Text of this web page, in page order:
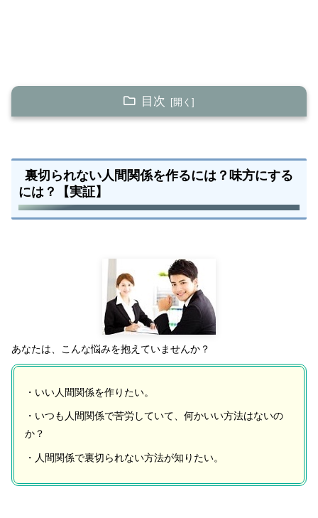
目次
【心理学】あなたが相手から裏切られづらくする方
法は？
【あなたに有効的話】あなたにとって長く続きそう
[精神医学視点]あなたが裏切られたときにやるべき
こと&裏切られたショックの傷を癒す方法
【裏切る人の特徴】相手との対策方法は？
裏切られない人間関係を作るには？味方にする
には？【実証】
あなたは、こんな悩みを抱えていませんか？
・いい人間関係を作りたい。
・いつも人間関係で苦労していて、何かいい方法はないの
か？
・人間関係で裏切られない方法が知りたい。